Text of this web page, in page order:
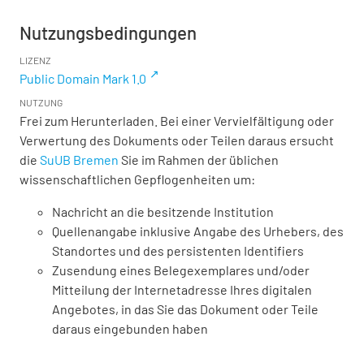
Nutzungsbedingungen
LIZENZ
Public Domain Mark 1.0
NUTZUNG
Frei zum Herunterladen. Bei einer Vervielfältigung oder
Verwertung des Dokuments oder Teilen daraus ersucht
die SuUB Bremen Sie im Rahmen der üblichen
wissenschaftlichen Gepflogenheiten um:
Nachricht an die besitzende Institution
Quellenangabe inklusive Angabe des Urhebers, des
Standortes und des persistenten Identifiers
Zusendung eines Belegexemplares und/oder
Mitteilung der Internetadresse Ihres digitalen
Angebotes, in das Sie das Dokument oder Teile
daraus eingebunden haben